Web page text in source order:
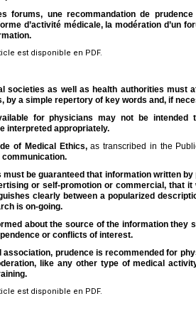
forums, une recommandation de
d’activité médicale, la modération d’un
est disponible en PDF.
societies as well as health authorities must
by a simple repertory of key words and, if
for physicians may not be
interpreted appropriately.
of Medical Ethics,as transcribed in the
must be guaranteed that information written
or self-promotion or commercial, that
clearly between a popularized
is on-going.
about the source of the information they
or conflicts of interest.
prudence is recommended for
like any other type of medical
est disponible en PDF.